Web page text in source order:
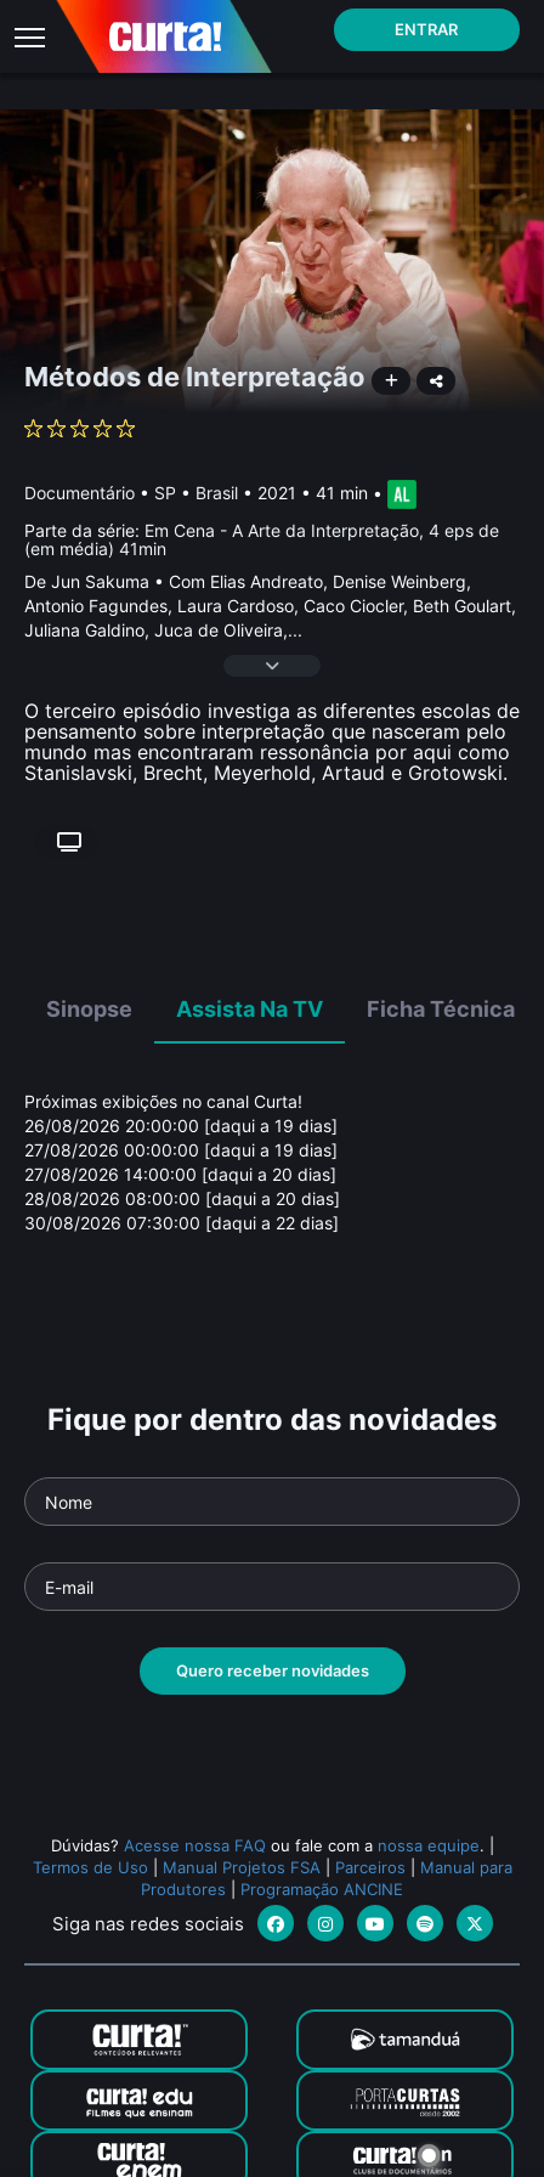
ENTRAR
Métodos de Interpretação
Documentário • SP • Brasil • 2021 • 41 min •
Parte da série: Em Cena - A Arte da Interpretação, 4 eps de
(em média) 41min
De Jun Sakuma • Com Elias Andreato, Denise Weinberg,
Antonio Fagundes, Laura Cardoso, Caco Ciocler, Beth Goulart,
Juliana Galdino, Juca de Oliveira,...
O terceiro episódio investiga as diferentes escolas de
pensamento sobre interpretação que nasceram pelo
mundo mas encontraram ressonância por aqui como
Stanislavski, Brecht, Meyerhold, Artaud e Grotowski.
Sinopse Assista Na TV Ficha Técnica
Próximas exibições no canal Curta!
26/08/2026 20:00:00 [daqui a 19 dias]
27/08/2026 00:00:00 [daqui a 19 dias]
27/08/2026 14:00:00 [daqui a 20 dias]
28/08/2026 08:00:00 [daqui a 20 dias]
30/08/2026 07:30:00 [daqui a 22 dias]
Fique por dentro das novidades
Quero receber novidades
Dúvidas? Acesse nossa FAQ ou fale com a nossa equipe.
Termos de Uso
Manual Projetos FSA Parceiros
Manual para
Produtores
Programação ANCINE
Siga nas redes sociais